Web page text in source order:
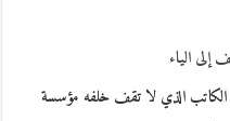
إلى الياء
الذي لا تقف خلفه مؤسسة